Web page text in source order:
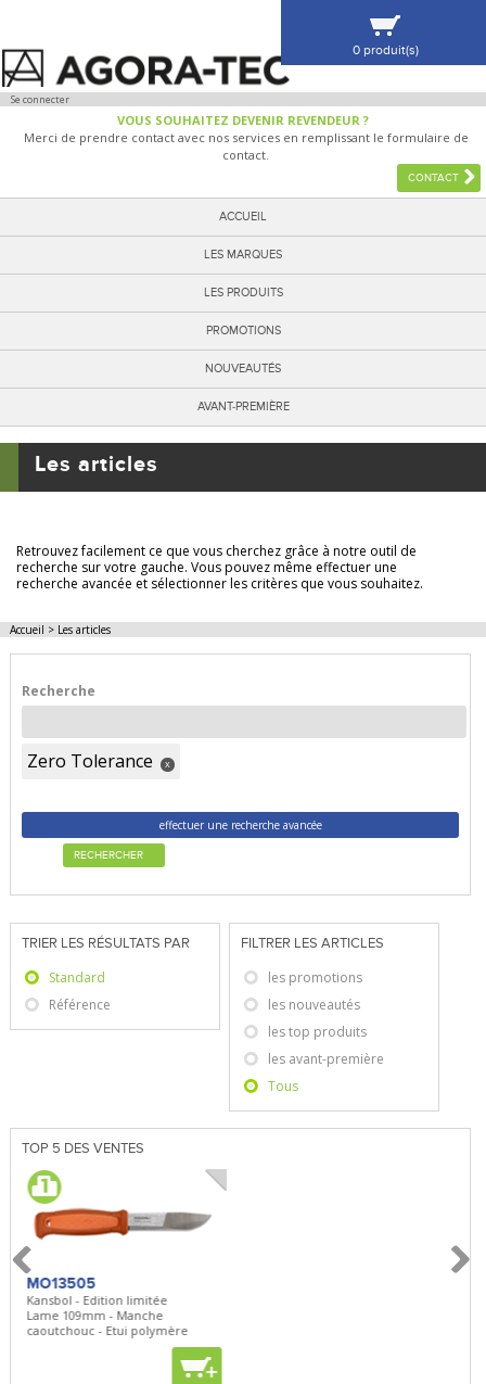
Se connecter
VOUS SOUHAITEZ DEVENIR REVENDEUR ?
Merci de prendre contact avec nos services en remplissant le formulaire de
contact.
CONTACT
ACCUEIL
LES MARQUES
LES PRODUITS
PROMOTIONS
NOUVEAUTÉS
AVANT-PREMIÈRE
0 produit(s)
VOIR MA SÉLECTION
Les articles
Retrouvez facilement ce que vous cherchez grâce à notre outil de
recherche sur votre gauche. Vous pouvez même effectuer une
recherche avancée et sélectionner les critères que vous souhaitez.
Accueil > Les articles
Recherche
Zero Tolerance x
effectuer une recherche avancée
RECHERCHER
TRIER LES RÉSULTATS PAR
Standard
Référence
FILTRER LES ARTICLES
les promotions
les nouveautés
les top produits
les avant-première
Tous
TOP 5 DES VENTES
MO13505
Kansbol - Edition limitée
Lame 109mm - Manche
caoutchouc - Etui polymère
+